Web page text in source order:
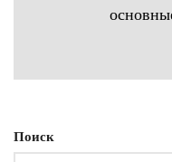
Поиск